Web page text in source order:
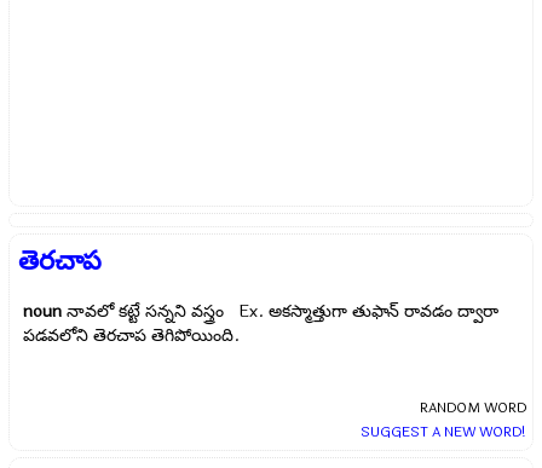
తెరచాప
noun నావలో కట్టే సన్నని వస్త్రం Ex.అకస్మాత్తుగా తుఫాన్ రావడం ద్వారా
పడవలోని తెరచాప తెగిపోయింది.
RANDOM WORD
SUGGEST A NEW WORD!